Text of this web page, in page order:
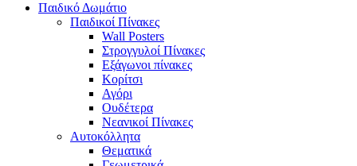
Παιδικό Δωμάτιο
Παιδικοί Πίνακες
Wall Posters
Στρογγυλοί Πίνακες
Εξάγωνοι πίνακες
Κορίτσι
Αγόρι
Ουδέτερα
Νεανικοί Πίνακες
Αυτοκόλλητα
Θεματικά